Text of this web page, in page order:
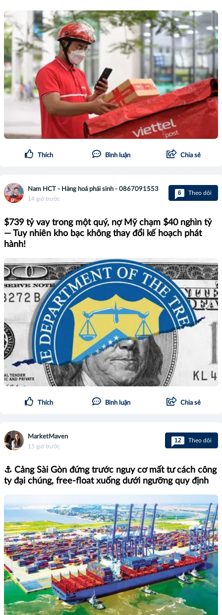
Thích Bình luận Chia sẻ
Nam HCT - Hàng hoá phái sinh - 0867091553
14 giờ trước
6 Theo dõi
$739 tỷ vay trong một quý, nợ Mỹ chạm $40 nghìn tỷ
— Tuy nhiên kho bạc không thay đổi kế hoạch phát
hành!
Thích Bình luận Chia sẻ
MarketMaven
15 giờ trước
12 Theo dõi
⚓ Cảng Sài Gòn đứng trước nguy cơ mất tư cách công
ty đại chúng, free-float xuống dưới ngưỡng quy định